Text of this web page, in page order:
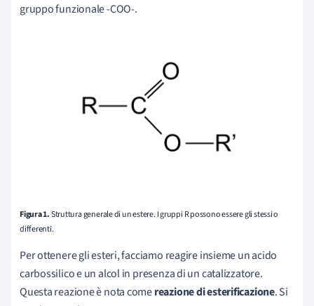
gruppo funzionale -COO-.
Figura 1.Struttura generale di un estere. I gruppi R possono essere gli stessi o
differenti.
Per ottenere gli esteri, facciamo reagire insieme un acido
carbossilico e un alcol in presenza di un catalizzatore.
Questa reazione è nota comereazione di esterificazione. Si